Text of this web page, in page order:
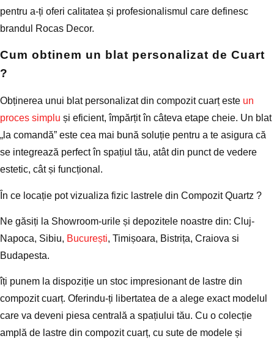
pentru a-ți oferi calitatea și profesionalismul care definesc
brandul Rocas Decor.
Cum obtinem un blat personalizat de Cuart
?
Obținerea unui blat personalizat din compozit cuarț este un
proces simplu și eficient, împărțit în câteva etape cheie. Un blat
„la comandă” este cea mai bună soluție pentru a te asigura că
se integrează perfect în spațiul tău, atât din punct de vedere
estetic, cât și funcțional.
În ce locație pot vizualiza fizic lastrele din Compozit Quartz ?
Ne găsiți la Showroom-urile și depozitele noastre din: Cluj-
Napoca, Sibiu, București, Timișoara, Bistrița, Craiova si
Budapesta.
îți punem la dispoziție un stoc impresionant de lastre din
compozit cuarț. Oferindu-ți libertatea de a alege exact modelul
care va deveni piesa centrală a spațiului tău. Cu o colecție
amplă de lastre din compozit cuarț, cu sute de modele și